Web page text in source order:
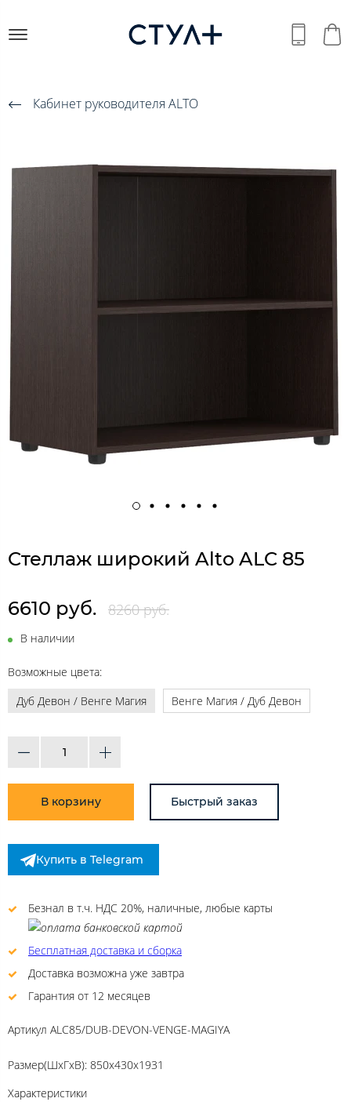
Кабинет руководителя ALTO
Cтеллаж широкий Alto ALC 85
6610 руб. 8260 руб.
В наличии
Возможные цвета:
Дуб Девон / Венге Магия
Венге Магия / Дуб Девон
В корзину Быстрый заказ
Купить в Telegram
Безнал в т.ч. НДС 20%, наличные, любые карты
Бесплатная доставка и сборка
Доставка возможна уже завтра
Гарантия от 12 месяцев
Артикул ALC85/DUB-DEVON-VENGE-MAGIYA
Размер(ШхГхВ): 850х430х1931
Характеристики